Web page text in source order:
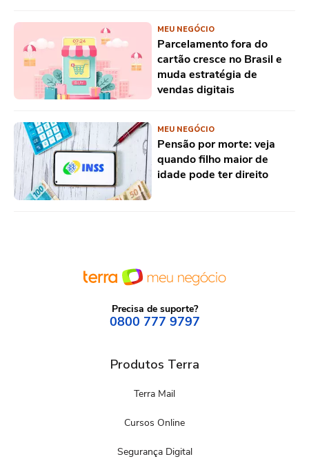
MEU NEGÓCIO
Parcelamento fora do
cartão cresce no Brasil e
muda estratégia de
vendas digitais
MEU NEGÓCIO
Pensão por morte: veja
quando filho maior de
idade pode ter direito
Precisa de suporte?
0800 777 9797
Produtos Terra
Terra Mail
Cursos Online
Segurança Digital